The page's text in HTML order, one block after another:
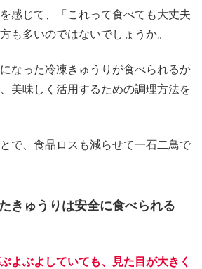
感じて、「これって食べても大丈夫
も多いのではないでしょうか。
なった冷凍きゅうりが食べられるか
美味しく活用するための調理方法を
で、食品ロスも減らせて一石二鳥で
きゅうりは安全に食べられる
よぶよしていても、見た目が大きく